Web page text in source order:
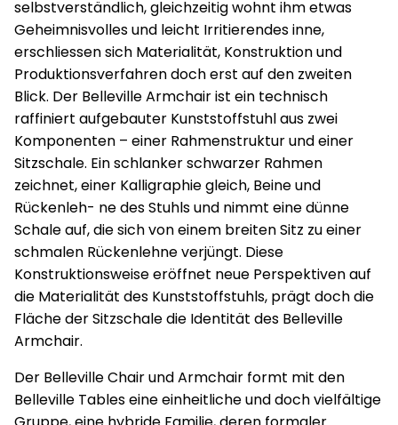
selbstverständlich, gleichzeitig wohnt ihm etwas
Geheimnisvolles und leicht Irritierendes inne,
erschliessen sich Materialität, Konstruktion und
Produktionsverfahren doch erst auf den zweiten
Blick. Der Belleville Armchair ist ein technisch
raffiniert aufgebauter Kunststoffstuhl aus zwei
Komponenten – einer Rahmenstruktur und einer
Sitzschale. Ein schlanker schwarzer Rahmen
zeichnet, einer Kalligraphie gleich, Beine und
Rückenleh- ne des Stuhls und nimmt eine dünne
Schale auf, die sich von einem breiten Sitz zu einer
schmalen Rückenlehne verjüngt. Diese
Konstruktionsweise eröffnet neue Perspektiven auf
die Materialität des Kunststoffstuhls, prägt doch die
Fläche der Sitzschale die Identität des Belleville
Armchair.
Der Belleville Chair und Armchair formt mit den
Belleville Tables eine einheitliche und doch vielfältige